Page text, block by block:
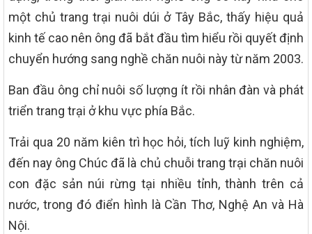
một chủ trang trại nuôi dúi ở Tây Bắc, thấy hiệu quả
kinh tế cao nên ông đã bắt đầu tìm hiểu rồi quyết định
chuyển hướng sang nghề chăn nuôi này từ năm 2003.
Ban đầu ông chỉ nuôi số lượng ít rồi nhân đàn và phát
triển trang trại ở khu vực phía Bắc.
Trải qua 20 năm kiên trì học hỏi, tích luỹ kinh nghiệm,
đến nay ông Chúc đã là chủ chuỗi trang trại chăn nuôi
con đặc sản núi rừng tại nhiều tỉnh, thành trên cả
nước, trong đó điển hình là Cần Thơ, Nghệ An và Hà
Nội.